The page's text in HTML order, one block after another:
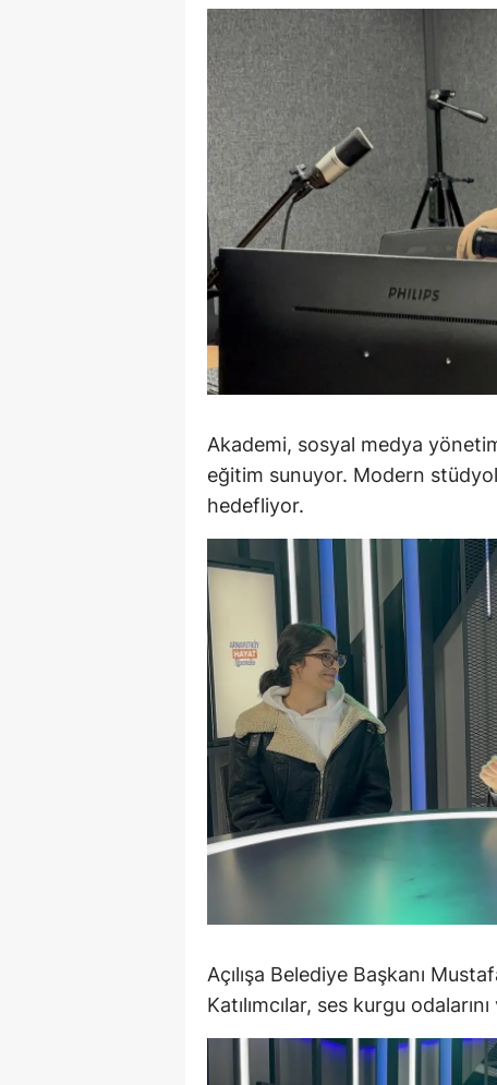
Akademi, sosyal medya
eğitim sunuyor. Modern
hedefliyor.
Açılışa Belediye Başkanı
Katılımcılar, ses kurgu